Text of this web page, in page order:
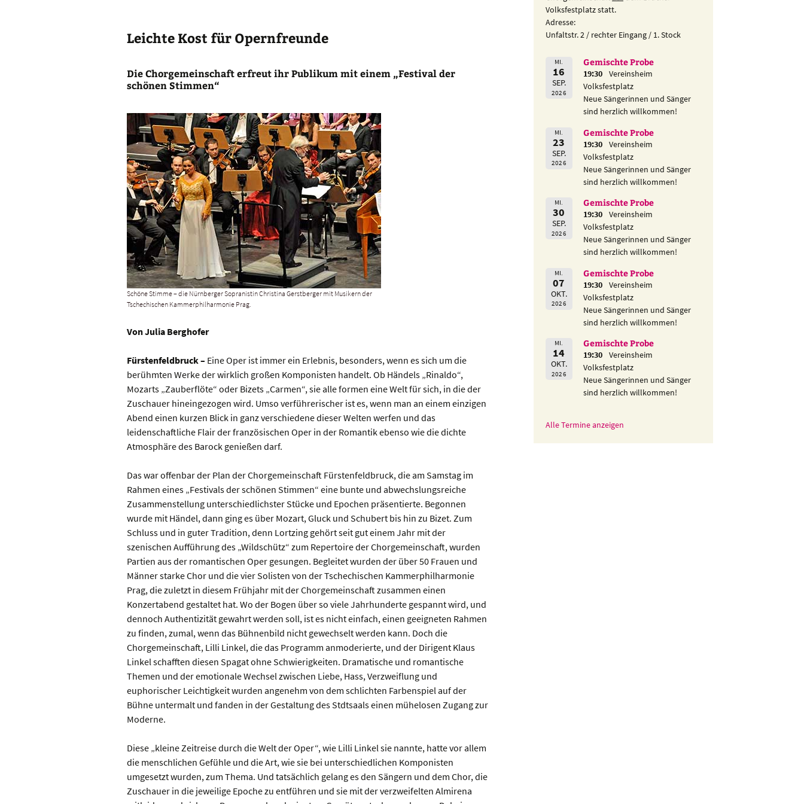
Leichte Kost für Opernfreunde
Die Chorgemeinschaft erfreut ihr Publikum mit einem „Festival der
schönen Stimmen“
Schöne Stimme – die Nürnberger Sopranistin Christina Gerstberger mit Musikern der
Tschechischen Kammerphilharmonie Prag.
Von Julia Berghofer
Fürstenfeldbruck – Eine Oper ist immer ein Erlebnis, besonders, wenn es sich um die
berühmten Werke der wirklich großen Komponisten handelt. Ob Händels „Rinaldo“,
Mozarts „Zauberflöte“ oder Bizets „Carmen“, sie alle formen eine Welt für sich, in die der
Zuschauer hineingezogen wird. Umso verführerischer ist es, wenn man an einem einzigen
Abend einen kurzen Blick in ganz verschiedene dieser Welten werfen und das
leidenschaftliche Flair der französischen Oper in der Romantik ebenso wie die dichte
Atmosphäre des Barock genießen darf.
Das war offenbar der Plan der Chorgemeinschaft Fürstenfeldbruck, die am Samstag im
Rahmen eines „Festivals der schönen Stimmen“ eine bunte und abwechslungsreiche
Zusammenstellung unterschiedlichster Stücke und Epochen präsentierte. Begonnen
wurde mit Händel, dann ging es über Mozart, Gluck und Schubert bis hin zu Bizet. Zum
Schluss und in guter Tradition, denn Lortzing gehört seit gut einem Jahr mit der
szenischen Aufführung des „Wildschütz“ zum Repertoire der Chorgemeinschaft, wurden
Partien aus der romantischen Oper gesungen. Begleitet wurden der über 50 Frauen und
Männer starke Chor und die vier Solisten von der Tschechischen Kammerphilharmonie
Prag, die zuletzt in diesem Frühjahr mit der Chorgemeinschaft zusammen einen
Konzertabend gestaltet hat. Wo der Bogen über so viele Jahrhunderte gespannt wird, und
dennoch Authentizität gewahrt werden soll, ist es nicht einfach, einen geeigneten Rahmen
zu finden, zumal, wenn das Bühnenbild nicht gewechselt werden kann. Doch die
Chorgemeinschaft, Lilli Linkel, die das Programm anmoderierte, und der Dirigent Klaus
Linkel schafften diesen Spagat ohne Schwierigkeiten. Dramatische und romantische
Themen und der emotionale Wechsel zwischen Liebe, Hass, Verzweiflung und
euphorischer Leichtigkeit wurden angenehm von dem schlichten Farbenspiel auf der
Bühne untermalt und fanden in der Gestaltung des Stdtsaals einen mühelosen Zugang zur
Moderne.
Diese „kleine Zeitreise durch die Welt der Oper“, wie Lilli Linkel sie nannte, hatte vor allem
die menschlichen Gefühle und die Art, wie sie bei unterschiedlichen Komponisten
umgesetzt wurden, zum Thema. Und tatsächlich gelang es den Sängern und dem Chor, die
Zuschauer in die jeweilige Epoche zu entführen und sie mit der verzweifelten Almirena
Volksfestplatz statt.
Adresse:
Unfaltstr. 2 / rechter Eingang / 1. Stock
MI.
16
SEP.
2026
Gemischte Probe
19:30
Vereinsheim
Volksfestplatz
Neue Sängerinnen und Sänger
sind herzlich willkommen!
MI.
23
SEP.
2026
Gemischte Probe
19:30
Vereinsheim
Volksfestplatz
Neue Sängerinnen und Sänger
sind herzlich willkommen!
MI.
30
SEP.
2026
Gemischte Probe
19:30
Vereinsheim
Volksfestplatz
Neue Sängerinnen und Sänger
sind herzlich willkommen!
MI.
07
OKT.
2026
Gemischte Probe
19:30
Vereinsheim
Volksfestplatz
Neue Sängerinnen und Sänger
sind herzlich willkommen!
MI.
14
OKT.
2026
Gemischte Probe
19:30
Vereinsheim
Volksfestplatz
Neue Sängerinnen und Sänger
sind herzlich willkommen!
Alle Termine anzeigen